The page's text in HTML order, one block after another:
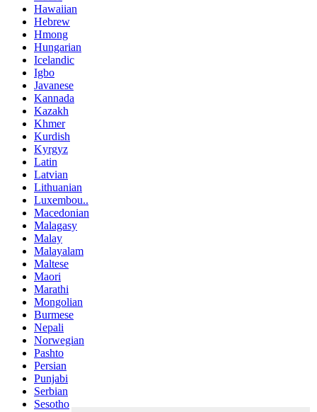
Hawaiian
Hebrew
Hmong
Hungarian
Icelandic
Igbo
Javanese
Kannada
Kazakh
Khmer
Kurdish
Kyrgyz
Latin
Latvian
Lithuanian
Luxembou..
Macedonian
Malagasy
Malay
Malayalam
Maltese
Maori
Marathi
Mongolian
Burmese
Nepali
Norwegian
Pashto
Persian
Punjabi
Serbian
Sesotho